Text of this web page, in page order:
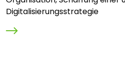
Digitalisierungsstrategie